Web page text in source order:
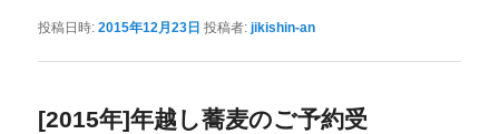
投稿日時:2015年12月23日 投稿者:jikishin-an
[2015年]年越し蕎麦のご予約受